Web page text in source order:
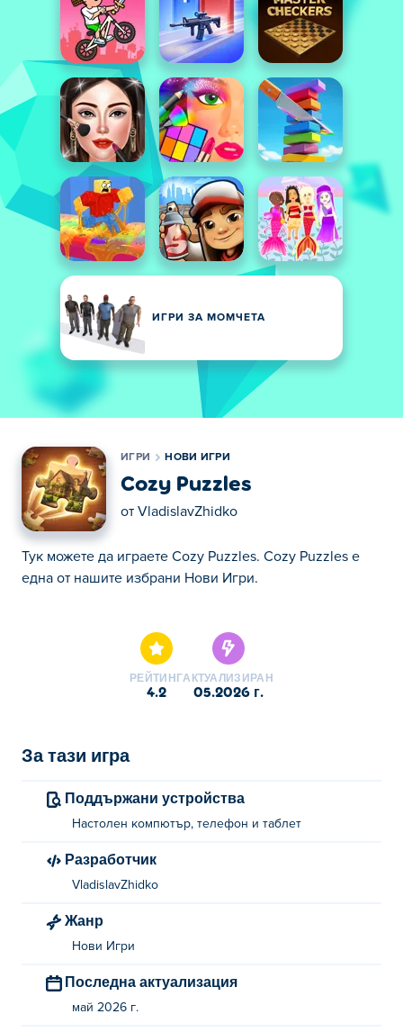
ИГРИ ЗА МОМЧЕТА
ИГРИ НОВИ ИГРИ
Cozy Puzzles
от VladislavZhidko
Тук можете да играете Cozy Puzzles. Cozy Puzzles е
една от нашите избрани Нови Игри.
РЕЙТИНГ
4.2
АКТУАЛИЗИРАН
05.2026 г.
За тази игра
Поддържани устройства
Настолен компютър, телефон и таблет
Разработчик
VladislavZhidko
Жанр
Нови Игри
Последна актуализация
май 2026 г.